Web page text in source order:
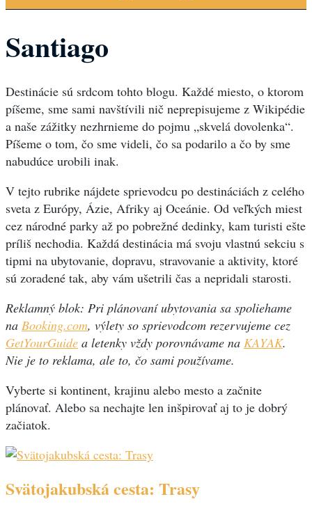
Santiago
Destinácie sú srdcom tohto blogu. Každé miesto, o ktorom
píšeme, sme sami navštívili nič neprepisujeme z Wikipédie
a naše zážitky nezhrnieme do pojmu „skvelá dovolenka“.
Píšeme o tom, čo sme videli, čo sa podarilo a čo by sme
nabudúce urobili inak.
V tejto rubrike nájdete sprievodcu po destináciách z celého
sveta z Európy, Ázie, Afriky aj Oceánie. Od veľkých miest
cez národné parky až po pobrežné dedinky, kam turisti ešte
príliš nechodia. Každá destinácia má svoju vlastnú sekciu s
tipmi na ubytovanie, dopravu, stravovanie a aktivity, ktoré
sú zoradené tak, aby vám ušetrili čas a nepridali starosti.
Reklamný blok: Pri plánovaní ubytovania sa spoliehame
na Booking.com, výlety so sprievodcom rezervujeme cez
GetYourGuide a letenky vždy porovnávame na KAYAK.
Nie je to reklama, ale to, čo sami používame.
Vyberte si kontinent, krajinu alebo mesto a začnite
plánovať. Alebo sa nechajte len inšpirovať aj to je dobrý
začiatok.
Svätojakubská cesta: Trasy